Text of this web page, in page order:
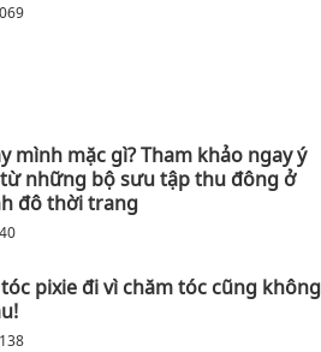
mình mặc gì? Tham khảo ngay ý
những bộ sưu tập thu đông ở
đô thời trang
pixie đi vì chăm tóc cũng không